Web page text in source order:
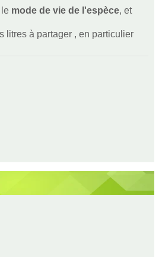
le mode de vie de l'espèce, et
litres à partager , en particulier